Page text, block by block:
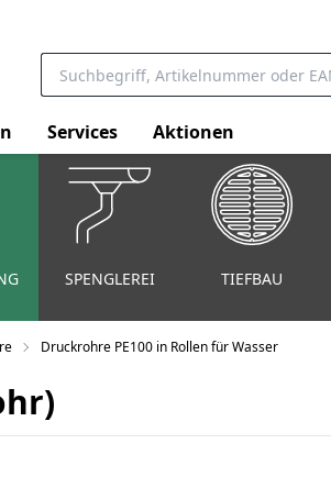
Services Aktionen
SPENGLEREI TIEFBAU
Druckrohre PE100 in Rollen für Wasser